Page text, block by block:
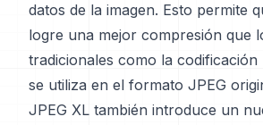
datos de la imagen. Esto permite
logre una mejor compresión que
tradicionales como la
se utiliza en el formato JPEG
JPEG XL también introduce un